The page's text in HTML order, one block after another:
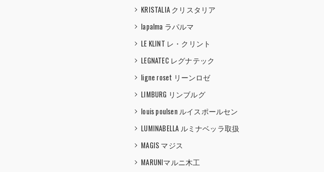
KRISTALIA クリスタリア
lapalma ラパルマ
LE KLINT レ・クリント
LEGNATEC レグナテック
ligne roset リーンロゼ
LIMBURG リンブルグ
louis poulsen ルイスポールセン
LUMINABELLA ルミナベッラ取扱
MAGIS マジス
MARUNIマルニ木工